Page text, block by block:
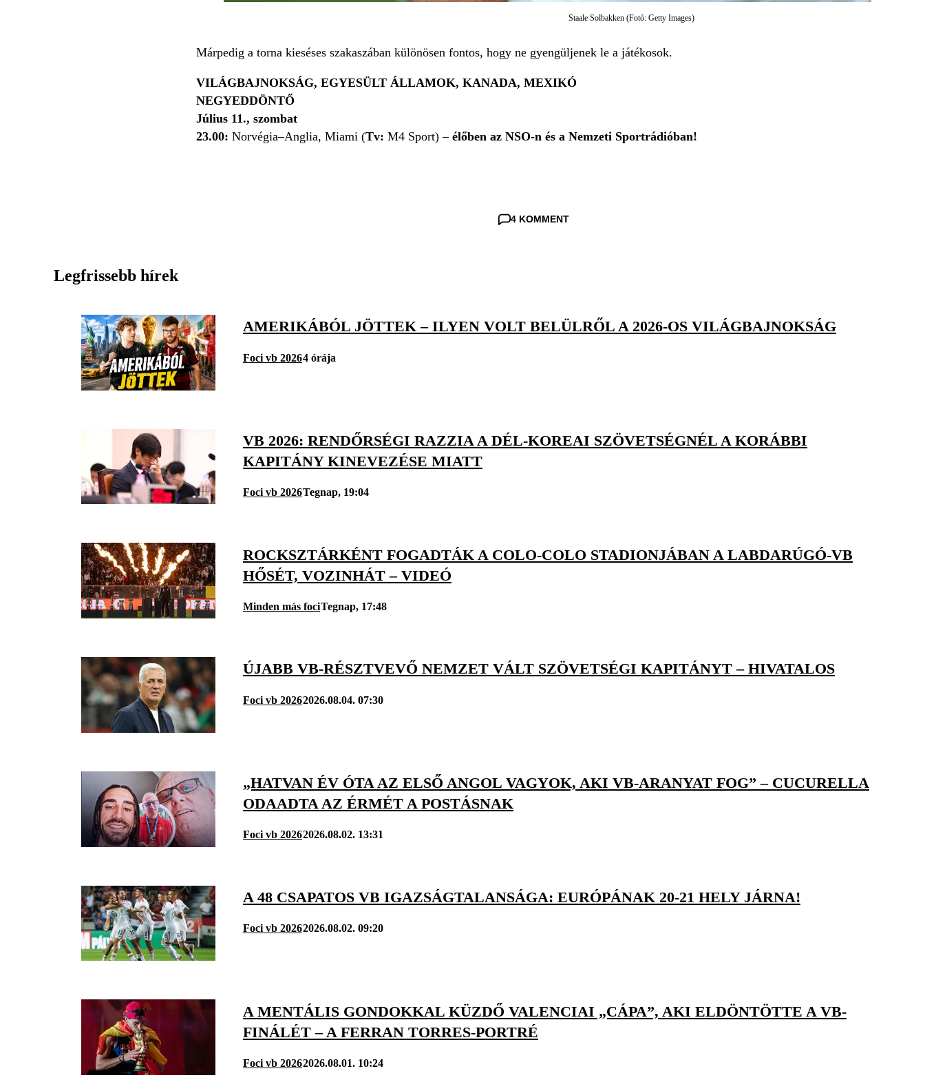
Staale Solbakken (Fotó: Getty Images)
Márpedig a torna kieséses szakaszában különösen fontos, hogy ne gyengüljenek le a játékosok.
VILÁGBAJNOKSÁG, EGYESÜLT ÁLLAMOK, KANADA, MEXIKÓ
NEGYEDDÖNTŐ
Július 11., szombat
23.00: Norvégia–Anglia, Miami (Tv: M4 Sport) – élőben az NSO-n és a Nemzeti Sportrádióban!
4 KOMMENT
Legfrissebb hírek
AMERIKÁBÓL JÖTTEK – ILYEN VOLT BELÜLRŐL A 2026-OS VILÁGBAJNOKSÁG
Foci vb 20264 órája
VB 2026: RENDŐRSÉGI RAZZIA A DÉL-KOREAI SZÖVETSÉGNÉL A KORÁBBI
KAPITÁNY KINEVEZÉSE MIATT
Foci vb 2026Tegnap, 19:04
ROCKSZTÁRKÉNT FOGADTÁK A COLO-COLO STADIONJÁBAN A LABDARÚGÓ-VB
HŐSÉT, VOZINHÁT – VIDEÓ
Minden más fociTegnap, 17:48
ÚJABB VB-RÉSZTVEVŐ NEMZET VÁLT SZÖVETSÉGI KAPITÁNYT – HIVATALOS
Foci vb 20262026.08.04. 07:30
„HATVAN ÉV ÓTA AZ ELSŐ ANGOL VAGYOK, AKI VB-ARANYAT FOG” – CUCURELLA
ODAADTA AZ ÉRMÉT A POSTÁSNAK
Foci vb 20262026.08.02. 13:31
A 48 CSAPATOS VB IGAZSÁGTALANSÁGA: EURÓPÁNAK 20-21 HELY JÁRNA!
Foci vb 20262026.08.02. 09:20
A MENTÁLIS GONDOKKAL KÜZDŐ VALENCIAI „CÁPA”, AKI ELDÖNTÖTTE A VB-
FINÁLÉT – A FERRAN TORRES-PORTRÉ
Foci vb 20262026.08.01. 10:24